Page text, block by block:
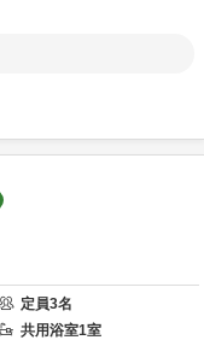
定員3名
共用浴室1室